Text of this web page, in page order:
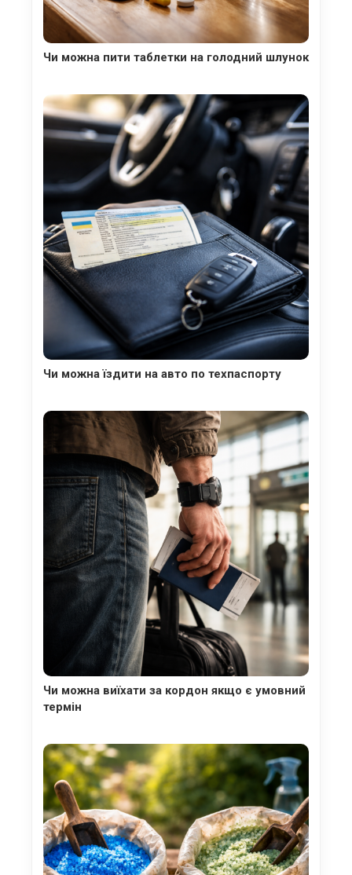
Чи можна пити таблетки на голодний шлунок
Чи можна їздити на авто по техпаспорту
Чи можна виїхати за кордон якщо є умовний
термін